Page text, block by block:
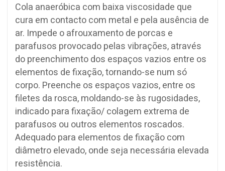
Cola anaeróbica com baixa viscosidade que
cura em contacto com metal e pela ausência de
ar. Impede o afrouxamento de porcas e
parafusos provocado pelas vibrações, através
do preenchimento dos espaços vazios entre os
elementos de fixação, tornando-se num só
corpo. Preenche os espaços vazios, entre os
filetes da rosca, moldando-se às rugosidades,
indicado para fixação/ colagem extrema de
parafusos ou outros elementos roscados.
Adequado para elementos de fixação com
diâmetro elevado, onde seja necessária elevada
resistência.